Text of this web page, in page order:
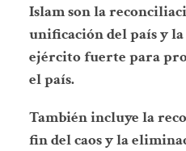
Islam son la
unificación del país y
ejército fuerte para
el país.
También incluye la
fin del caos y la